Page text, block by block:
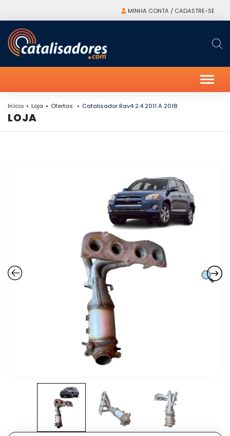
MINHA CONTA / CADASTRE-SE
Início Loja Ofertas Catalisador Rav4 2.4 2011 A 2018
LOJA